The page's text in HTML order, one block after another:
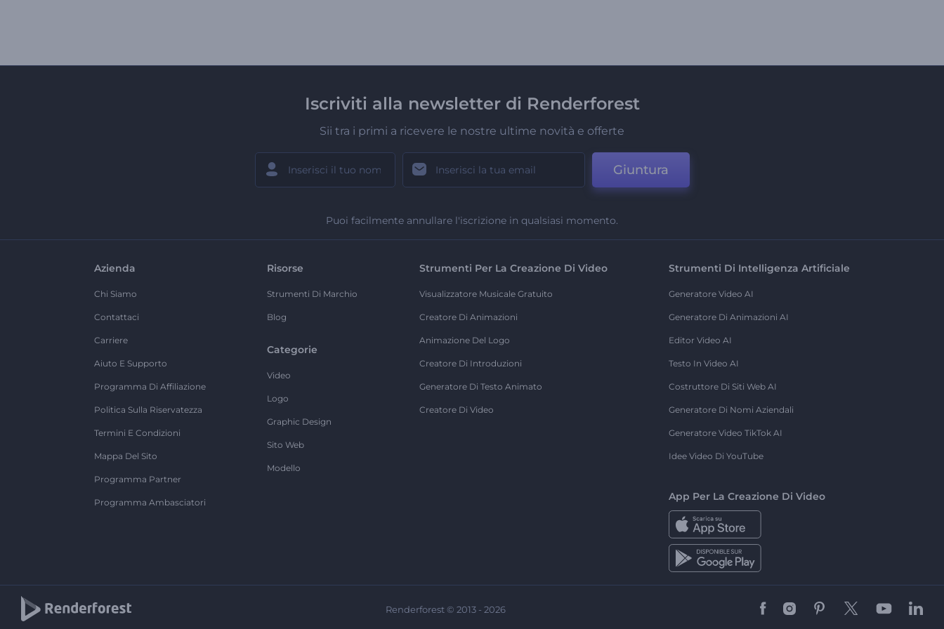
Iscriviti alla newsletter di Renderforest
Sii tra i primi a ricevere le nostre ultime novità e offerte
Giuntura
Puoi facilmente annullare l'iscrizione in qualsiasi momento.
Azienda
Chi Siamo
Contattaci
Carriere
Aiuto E Supporto
Programma Di Affiliazione
Politica Sulla Riservatezza
Termini E Condizioni
Mappa Del Sito
Programma Partner
Programma Ambasciatori
Risorse
Strumenti Di Marchio
Blog
Categorie
Video
Logo
Graphic Design
Sito Web
Modello
Strumenti Per La Creazione Di Video
Visualizzatore Musicale Gratuito
Creatore Di Animazioni
Animazione Del Logo
Creatore Di Introduzioni
Generatore Di Testo Animato
Creatore Di Video
Strumenti Di Intelligenza Artificiale
Generatore Video AI
Generatore Di Animazioni AI
Editor Video AI
Testo In Video AI
Costruttore Di Siti Web AI
Generatore Di Nomi Aziendali
Generatore Video TikTok AI
Idee Video Di YouTube
App Per La Creazione Di Video
Renderforest © 2013 - 2026